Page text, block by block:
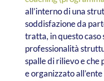
all’interno di una
soddisfazione da
tratta, in questo caso
professionalità
spalle di rilievo e
e organizzato